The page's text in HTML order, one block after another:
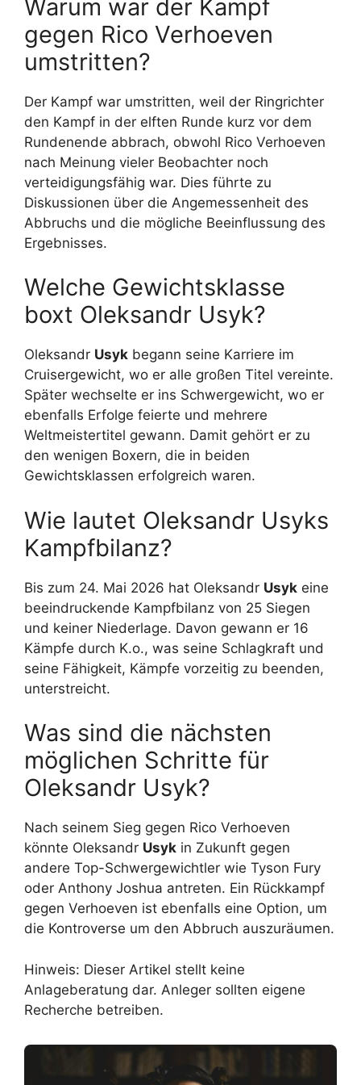
Warum war der Kampf
gegen Rico Verhoeven
umstritten?
Der Kampf war umstritten, weil der Ringrichter
den Kampf in der elften Runde kurz vor dem
Rundenende abbrach, obwohl Rico Verhoeven
nach Meinung vieler Beobachter noch
verteidigungsfähig war. Dies führte zu
Diskussionen über die Angemessenheit des
Abbruchs und die mögliche Beeinflussung des
Ergebnisses.
Welche Gewichtsklasse
boxt Oleksandr Usyk?
Oleksandr Usyk begann seine Karriere im
Cruisergewicht, wo er alle großen Titel vereinte.
Später wechselte er ins Schwergewicht, wo er
ebenfalls Erfolge feierte und mehrere
Weltmeistertitel gewann. Damit gehört er zu
den wenigen Boxern, die in beiden
Gewichtsklassen erfolgreich waren.
Wie lautet Oleksandr Usyks
Kampfbilanz?
Bis zum 24. Mai 2026 hat Oleksandr Usyk eine
beeindruckende Kampfbilanz von 25 Siegen
und keiner Niederlage. Davon gewann er 16
Kämpfe durch K.o., was seine Schlagkraft und
seine Fähigkeit, Kämpfe vorzeitig zu beenden,
unterstreicht.
Was sind die nächsten
möglichen Schritte für
Oleksandr Usyk?
Nach seinem Sieg gegen Rico Verhoeven
könnte Oleksandr Usyk in Zukunft gegen
andere Top-Schwergewichtler wie Tyson Fury
oder Anthony Joshua antreten. Ein Rückkampf
gegen Verhoeven ist ebenfalls eine Option, um
die Kontroverse um den Abbruch auszuräumen.
Hinweis: Dieser Artikel stellt keine
Anlageberatung dar. Anleger sollten eigene
Recherche betreiben.